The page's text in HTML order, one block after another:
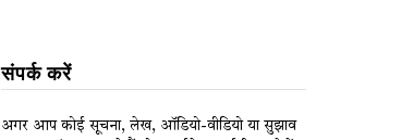
संपर्क करें
अगर आप कोई सूचना, लेख, ऑडियो-वीडियो या सुझाव